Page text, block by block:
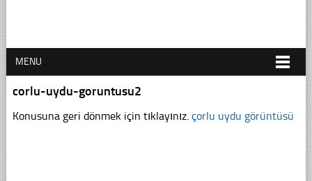
MENU
corlu-uydu-goruntusu2
Konusuna geri dönmek için tıklayınız. çorlu uydu görüntüsü